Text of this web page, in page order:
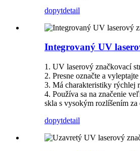
dopytdetail
Integrovaný UV
1. UV laserový značkovací
2. Presne označte a
3. Má charakteristiky rýchlej
4. Používa sa na značenie
skla s vysokým rozlíšením
dopytdetail